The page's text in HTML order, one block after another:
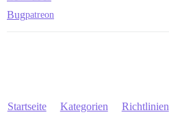
Bugpatreon
Startseite Kategorien Richtlinien